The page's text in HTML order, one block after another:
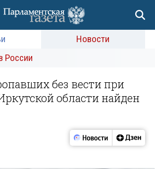
Новости
России
без вести при
области найден